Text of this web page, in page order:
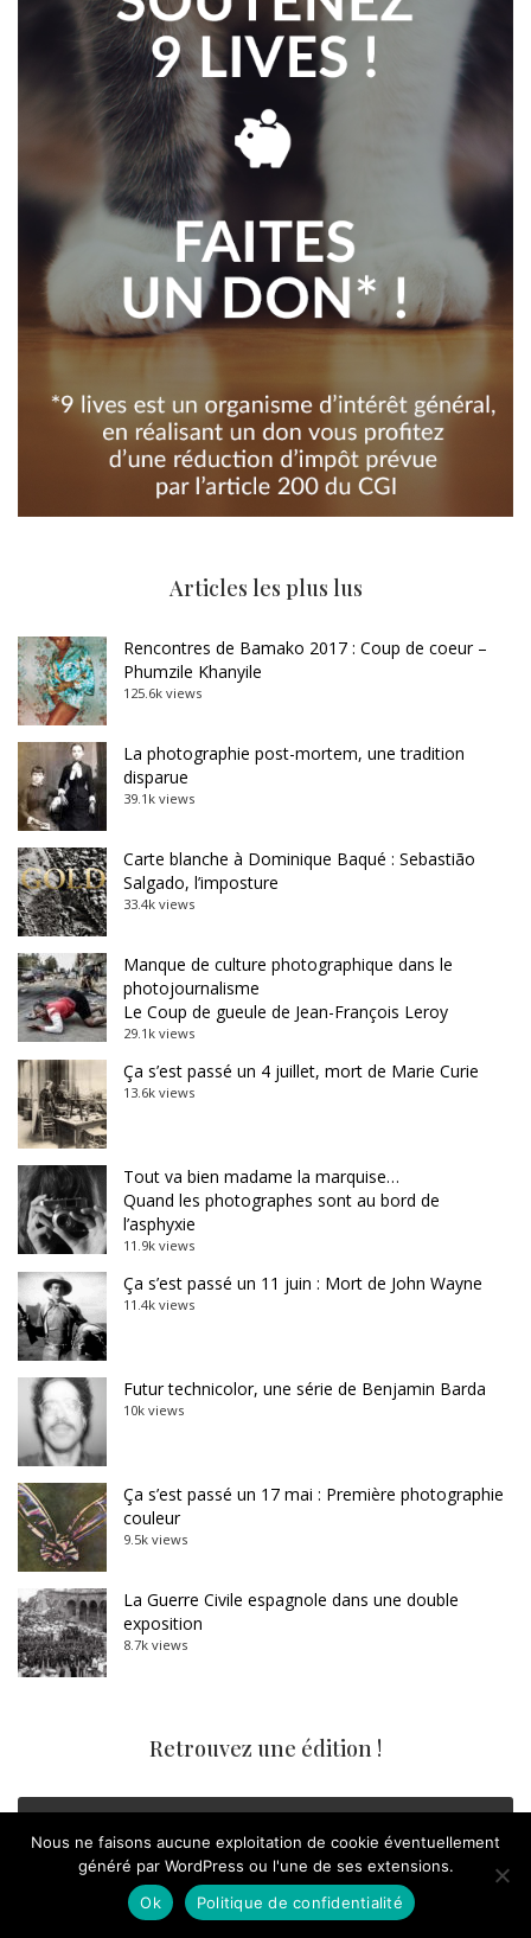
Articles les plus lus
Rencontres de Bamako 2017 : Coup de coeur –
Phumzile Khanyile
125.6k views
La photographie post-mortem, une tradition
disparue
39.1k views
Carte blanche à Dominique Baqué : Sebastião
Salgado, l’imposture
33.4k views
Manque de culture photographique dans le
photojournalisme
Le Coup de gueule de Jean-François Leroy
29.1k views
Ça s’est passé un 4 juillet, mort de Marie Curie
13.6k views
Tout va bien madame la marquise…
Quand les photographes sont au bord de
l’asphyxie
11.9k views
Ça s’est passé un 11 juin : Mort de John Wayne
11.4k views
Futur technicolor, une série de Benjamin Barda
10k views
Ça s’est passé un 17 mai : Première photographie
couleur
9.5k views
La Guerre Civile espagnole dans une double
exposition
8.7k views
Retrouvez une édition !
octobre 2020
M M J V S
Nous ne faisons aucune exploitation de cookie éventuellement
généré par WordPress ou l'une de ses extensions.
Ok
Politique de confidentialité